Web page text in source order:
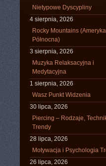
Nietypowe Dyscypliny
4 sierpnia, 2026
Rocky Mountains (Ameryka
Północna)
3 sierpnia, 2026
Muzyka Relaksacyjna i
Medytacyjna
1 sierpnia, 2026
Wasz Punkt Widzenia
30 lipca, 2026
Piercing – Rodzaje,
Trendy
28 lipca, 2026
Motywacja i Psychologia
26 lipca, 2026